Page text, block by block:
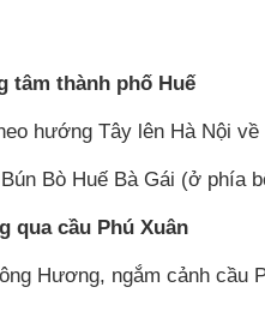
tâm thành phố Huế
hướng Tây lên Hà Nội
Bún Bò Huế Bà Gái (ở phía
qua cầu Phú Xuân
Hương, ngắm cảnh cầu